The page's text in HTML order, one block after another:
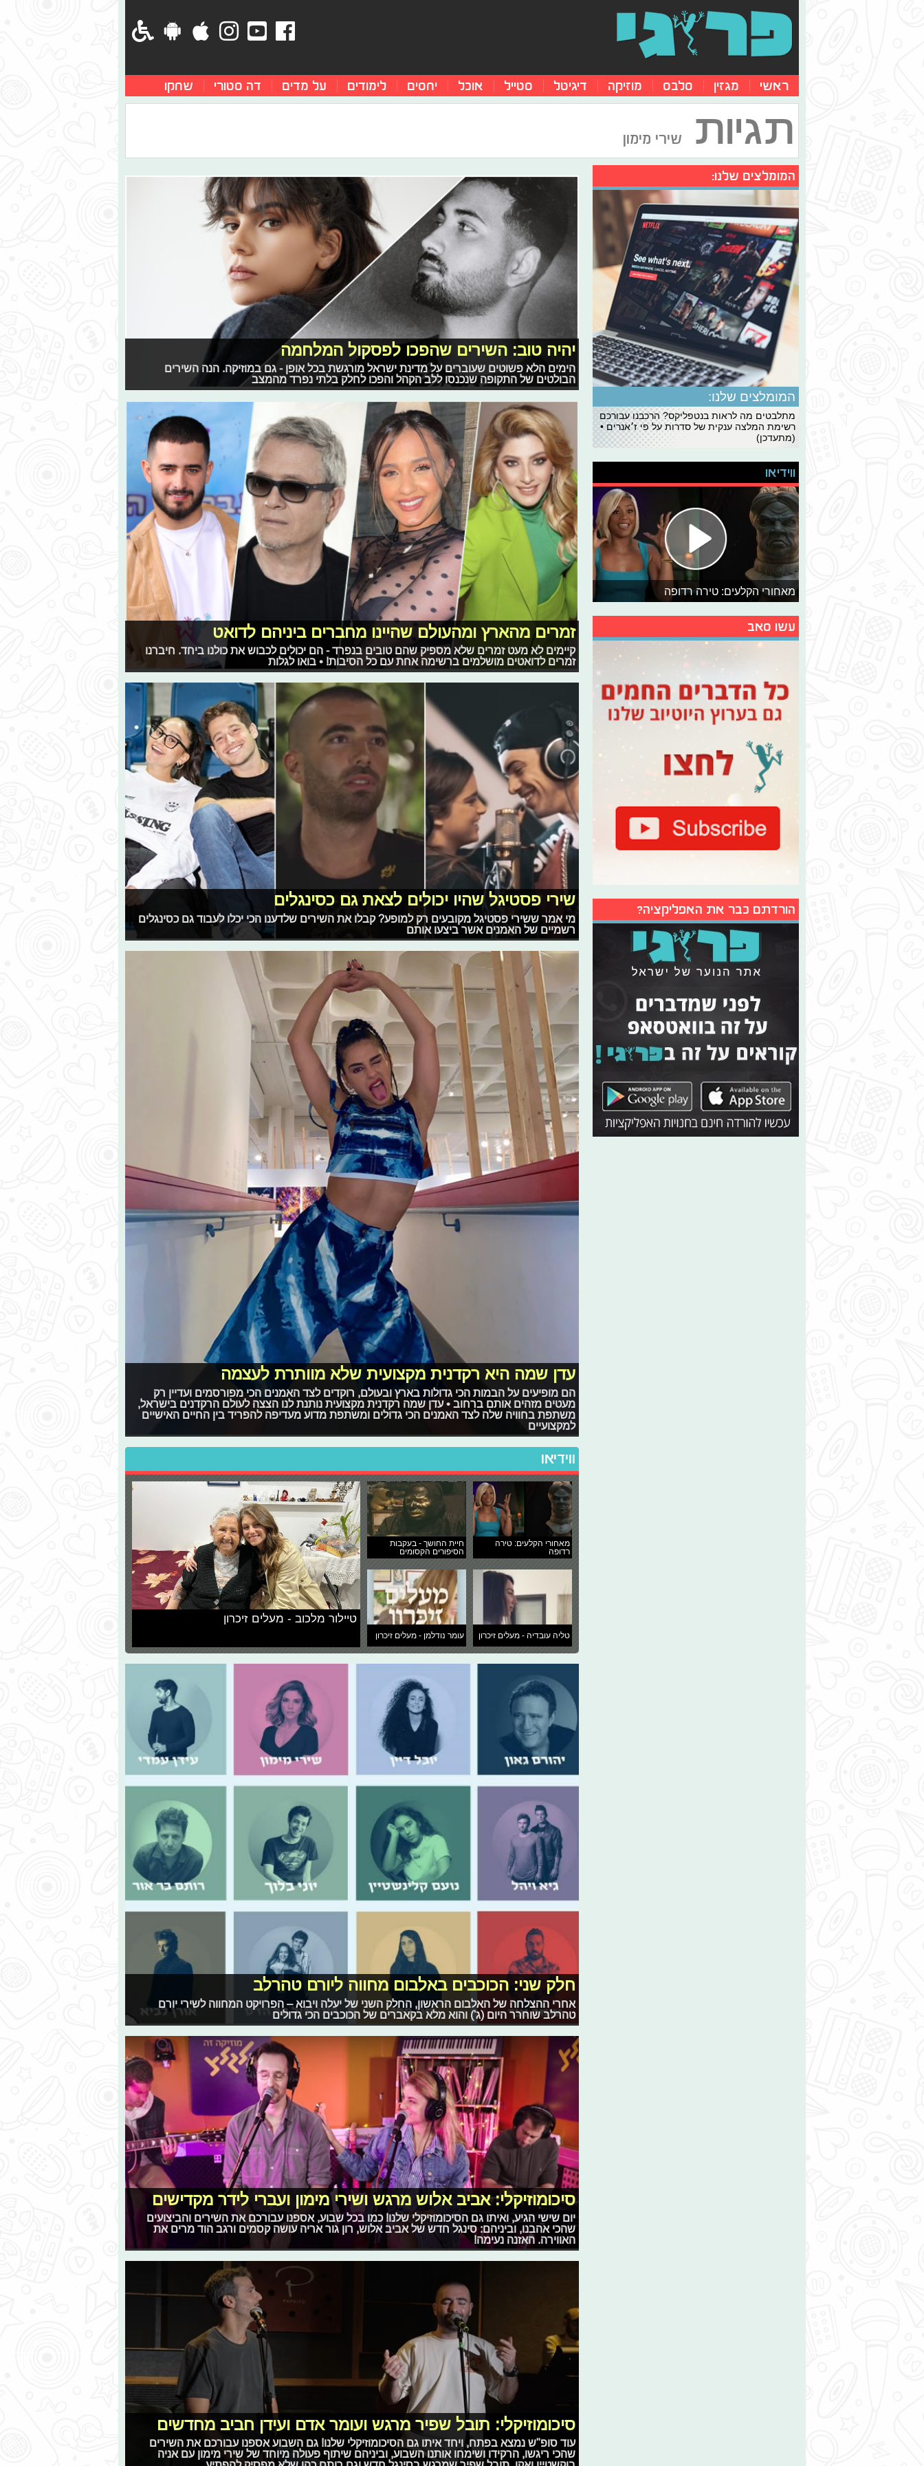
ראשי מגזין סלבס מוזיקה דיגיטל סטייל אוכל יחסים לימודים על מדים דה סטורי שחקו
תגיות שירי מימון
יהיה טוב: השירים שהפכו לפסקול המלחמה
הימים הלא פשוטים שעוברים על מדינת ישראל מורגשת בכל אופן - גם במוזיקה. הנה השירים
הבולטים של התקופה שנכנסו ללב הקהל והפכו לחלק בלתי נפרד מהמצב
זמרים מהארץ ומהעולם שהיינו מחברים ביניהם לדואט
קיימים לא מעט זמרים שלא מספיק שהם טובים בנפרד - הם יכולים לכבוש את כולנו ביחד. חיברנו
זמרים לדואטים מושלמים ברשימה אחת עם כל הסיבות! • בואו לגלות
שירי פסטיגל שהיו יכולים לצאת גם כסינגלים
מי אמר ששירי פסטיגל מקובעים רק למופע? קבלו את השירים שלדענו הכי יכלו לעבוד גם כסינגלים
רשמיים של האמנים אשר ביצעו אותם
עדן שמה היא רקדנית מקצועית שלא מוותרת לעצמה
הם מופיעים על הבמות הכי גדולות בארץ ובעולם, רוקדים לצד האמנים הכי מפורסמים ועדיין רק
מעטים מזהים אותם ברחוב • עדן שמה רקדנית מקצועית נותנת לנו הצצה לעולם הרקדנים בישראל,
משתפת בחוויה שלה לצד האמנים הכי גדולים ומשתפת מדוע מעדיפה להפריד בין החיים האישיים
למקצועיים
ווידיאו
מאחורי הקלעים: טירה
רדופה
חיית החושך - בעקבות
הסיפורים הקסומים
טליה עובדיה - מעלים זיכרון עומר נודלמן - מעלים זיכרון
טיילור מלכוב - מעלים זיכרון
חלק שני: הכוכבים באלבום מחווה ליורם טהרלב
אחרי ההצלחה של האלבום הראשון, החלק השני של יעלה ויבוא – הפרויקט המחווה לשירי יורם
טהרלב שוחרר היום (ג') והוא מלא בקאברים של הכוכבים הכי גדולים
סיכומוזיקלי: אביב אלוש מרגש ושירי מימון ועברי לידר מקדישים
יום שישי הגיע, ואיתו גם הסיכומוזיקלי שלנו! כמו בכל שבוע, אספנו עבורכם את השירים והביצועים
שהכי אהבנו, וביניהם: סינגל חדש של אביב אלוש, רון גור אריה עושה קסמים ורגב הוד מרים את
האווירה. האזנה נעימה!
סיכומוזיקלי: תובל שפיר מרגש ועומר אדם ועידן חביב מחדשים
עוד סופ"ש נמצא בפתח, ויחד איתו גם הסיכומוזיקלי שלנו! גם השבוע אספנו עבורכם את השירים
שהכי ריגשו, הרקידו ושימחו אותנו השבוע, וביניהם שיתוף פעולה מיוחד של שירי מימון עם אניה
המומלצים שלנו:
המומלצים שלנו:
מתלבטים מה לראות בנטפליקס? הרכבנו עבורכם
רשימת המלצה ענקית של סדרות על פי ז׳אנרים •
(מתעדכן)
ווידיאו
מאחורי הקלעים: טירה רדופה
עשו סאב
הורדתם כבר את האפליקציה?